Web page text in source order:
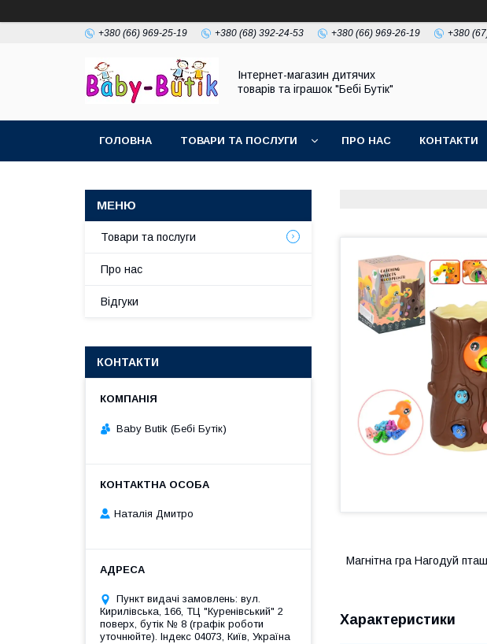
+380 (66) 969-25-19 +380 (68) 392-24-53 +380 (66) 969-26-19 +380
Інтернет-магазин дитячих
товарів та іграшок "Бебі Бутік"
ГОЛОВНА ТОВАРИ ТА ПОСЛУГИ ПРО НАС КОНТАКТИ
Магнітна гра Нагодуй
Характеристики
Товари та послуги
Про нас
Відгуки
КОНТАКТИ
Baby Butik (Бебі Бутік)
Наталія Дмитро
Пункт видачі замовлень: вул.
Кирилівська, 166, ТЦ "Куренівський" 2
поверх, бутік № 8 (графік роботи
уточнюйте). Індекс 04073, Київ, Україна